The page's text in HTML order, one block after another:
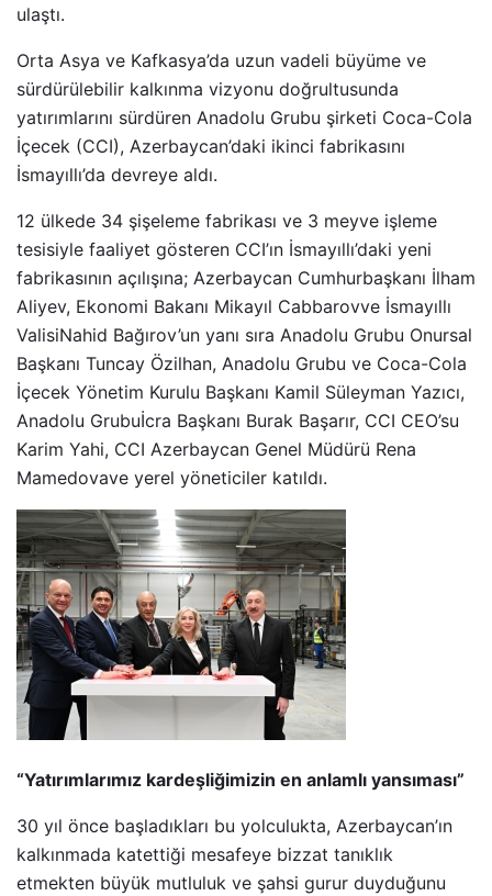
ulaştı.
Orta Asya ve Kafkasya’da uzun vadeli büyüme ve
sürdürülebilir kalkınma vizyonu doğrultusunda
yatırımlarını sürdüren Anadolu Grubu şirketi Coca-Cola
İçecek (CCI), Azerbaycan’daki ikinci fabrikasını
İsmayıllı’da devreye aldı.
12 ülkede 34 şişeleme fabrikası ve 3 meyve işleme
tesisiyle faaliyet gösteren CCI’ın İsmayıllı’daki yeni
fabrikasının açılışına; Azerbaycan Cumhurbaşkanı İlham
Aliyev, Ekonomi Bakanı Mikayıl Cabbarovve İsmayıllı
ValisiNahid Bağırov’un yanı sıra Anadolu Grubu Onursal
Başkanı Tuncay Özilhan, Anadolu Grubu ve Coca-Cola
İçecek Yönetim Kurulu Başkanı Kamil Süleyman Yazıcı,
Anadolu Grubuİcra Başkanı Burak Başarır, CCI CEO’su
Karim Yahi, CCI Azerbaycan Genel Müdürü Rena
Mamedovave yerel yöneticiler katıldı.
“Yatırımlarımız kardeşliğimizin en anlamlı yansıması”
30 yıl önce başladıkları bu yolculukta, Azerbaycan’ın
kalkınmada katettiği mesafeye bizzat tanıklık
etmekten büyük mutluluk ve şahsi gurur duyduğunu